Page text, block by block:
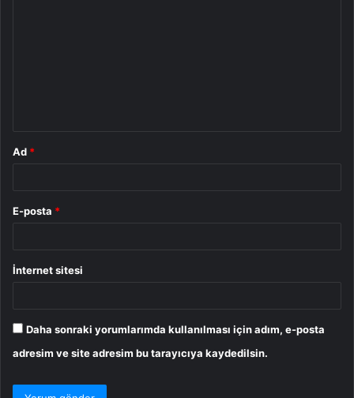
Ad *
E-posta *
İnternet sitesi
Daha sonraki yorumlarımda kullanılması için adım, e-posta
adresim ve site adresim bu tarayıcıya kaydedilsin.